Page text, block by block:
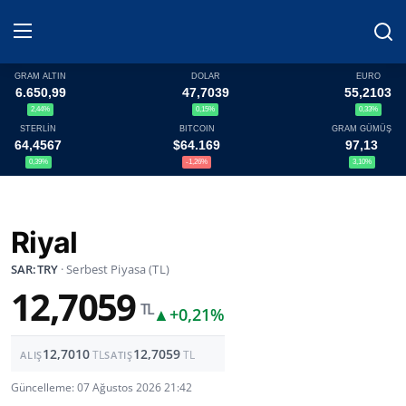
Haberler
Döviz
Döviz Kurları
Fonlar
Kripto Paralar
Çeviriciler
GRAM ALTIN
6.650,99
2,44%
DOLAR
47,7039
0,15%
EURO
55,2103
0,33%
STERLİN
64,4567
0,39%
BITCOIN
$64.169
-1,26%
GRAM GÜMÜŞ
97,13
3,10%
Riyal
SAR:TRY· Serbest Piyasa (TL)
12,7059 TL▲+0,21%
ALIŞ12,7010TLSATIŞ12,7059 TL
Güncelleme: 07 Ağustos 2026 21:42